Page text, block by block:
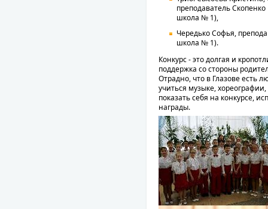
преподаватель
школа № 1),
Чередько Софья,
школа № 1).
Конкурс - это долгая и
поддержка со стороны
Отрадно, что в Глазове есть
учиться музыке,
показать себя на конкурсе,
награды.